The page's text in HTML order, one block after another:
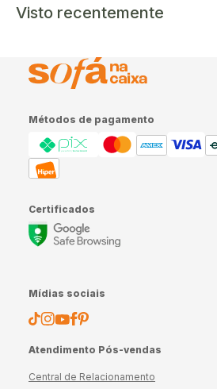
Visto recentemente
Métodos de pagamento
Certificados
Mídias sociais
Atendimento Pós-vendas
Central de Relacionamento